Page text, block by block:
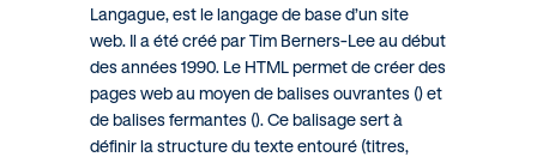
Langague, est le langage de base d’un site
web. Il a été créé par Tim Berners-Lee au début
des années 1990. Le HTML permet de créer des
pages web au moyen de balises ouvrantes () et
de balises fermantes (). Ce balisage sert à
définir la structure du texte entouré (titres,